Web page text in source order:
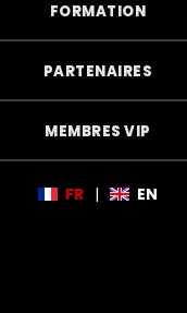
FORMATION
PARTENAIRES
MEMBRES VIP
FR | EN